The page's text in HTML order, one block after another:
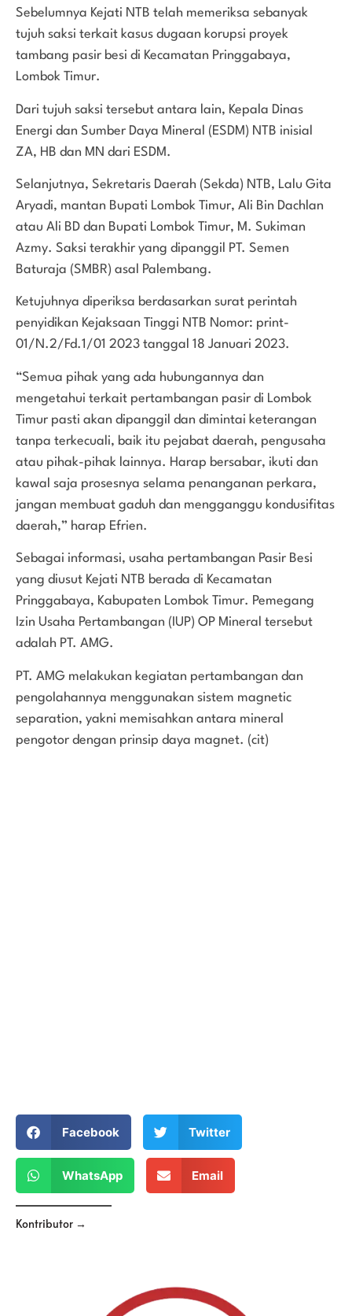
Sebelumnya Kejati NTB telah memeriksa sebanyak
tujuh saksi terkait kasus dugaan korupsi proyek
tambang pasir besi di Kecamatan Pringgabaya,
Lombok Timur.
Dari tujuh saksi tersebut antara lain, Kepala Dinas
Energi dan Sumber Daya Mineral (ESDM) NTB inisial
ZA, HB dan MN dari ESDM.
Selanjutnya, Sekretaris Daerah (Sekda) NTB, Lalu Gita
Aryadi, mantan Bupati Lombok Timur, Ali Bin Dachlan
atau Ali BD dan Bupati Lombok Timur, M. Sukiman
Azmy. Saksi terakhir yang dipanggil PT. Semen
Baturaja (SMBR) asal Palembang.
Ketujuhnya diperiksa berdasarkan surat perintah
penyidikan Kejaksaan Tinggi NTB Nomor: print-
01/N.2/Fd.1/01 2023 tanggal 18 Januari 2023.
“Semua pihak yang ada hubungannya dan
mengetahui terkait pertambangan pasir di Lombok
Timur pasti akan dipanggil dan dimintai keterangan
tanpa terkecuali, baik itu pejabat daerah, pengusaha
atau pihak-pihak lainnya. Harap bersabar, ikuti dan
kawal saja prosesnya selama penanganan perkara,
jangan membuat gaduh dan mengganggu kondusifitas
daerah,” harap Efrien.
Sebagai informasi, usaha pertambangan Pasir Besi
yang diusut Kejati NTB berada di Kecamatan
Pringgabaya, Kabupaten Lombok Timur. Pemegang
Izin Usaha Pertambangan (IUP) OP Mineral tersebut
adalah PT. AMG.
PT. AMG melakukan kegiatan pertambangan dan
pengolahannya menggunakan sistem magnetic
separation, yakni memisahkan antara mineral
pengotor dengan prinsip daya magnet. (cit)
Facebook Twitter
WhatsApp Email
Kontributor →